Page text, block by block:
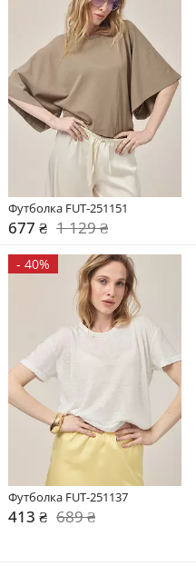
Футболка FUT-251151
677 ₴ 1 129 ₴
- 40%
Футболка FUT-251137
413 ₴ 689 ₴